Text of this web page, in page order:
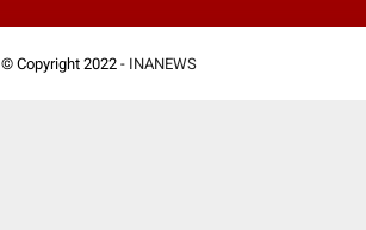
© Copyright 2022 - INANEWS